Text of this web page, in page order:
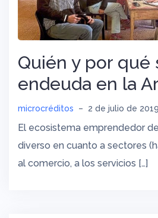
Quién y por qué
endeuda en la
microcréditos – 2 de julio de 2019
El ecosistema emprendedor
diverso en cuanto a sectores
al comercio, a los servicios […]